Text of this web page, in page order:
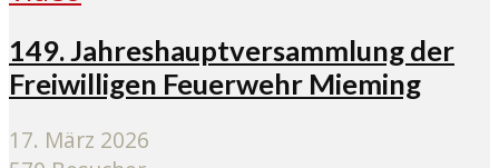
149. Jahreshauptversammlung der
Freiwilligen Feuerwehr Mieming
17. März 2026